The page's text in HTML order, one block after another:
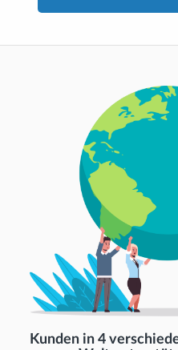
Kunden in 4